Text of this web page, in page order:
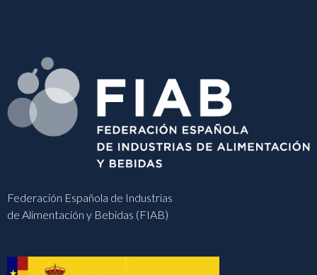
Federación Española de Industrias
de Alimentación y Bebidas (FIAB)